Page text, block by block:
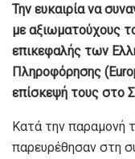
Την ευκαιρία να
με αξιωματούχους
επικεφαλής των
Πληροφόρησης
επίσκεψή τους στο
Κατά την παραμονή
παρευρέθησαν στη